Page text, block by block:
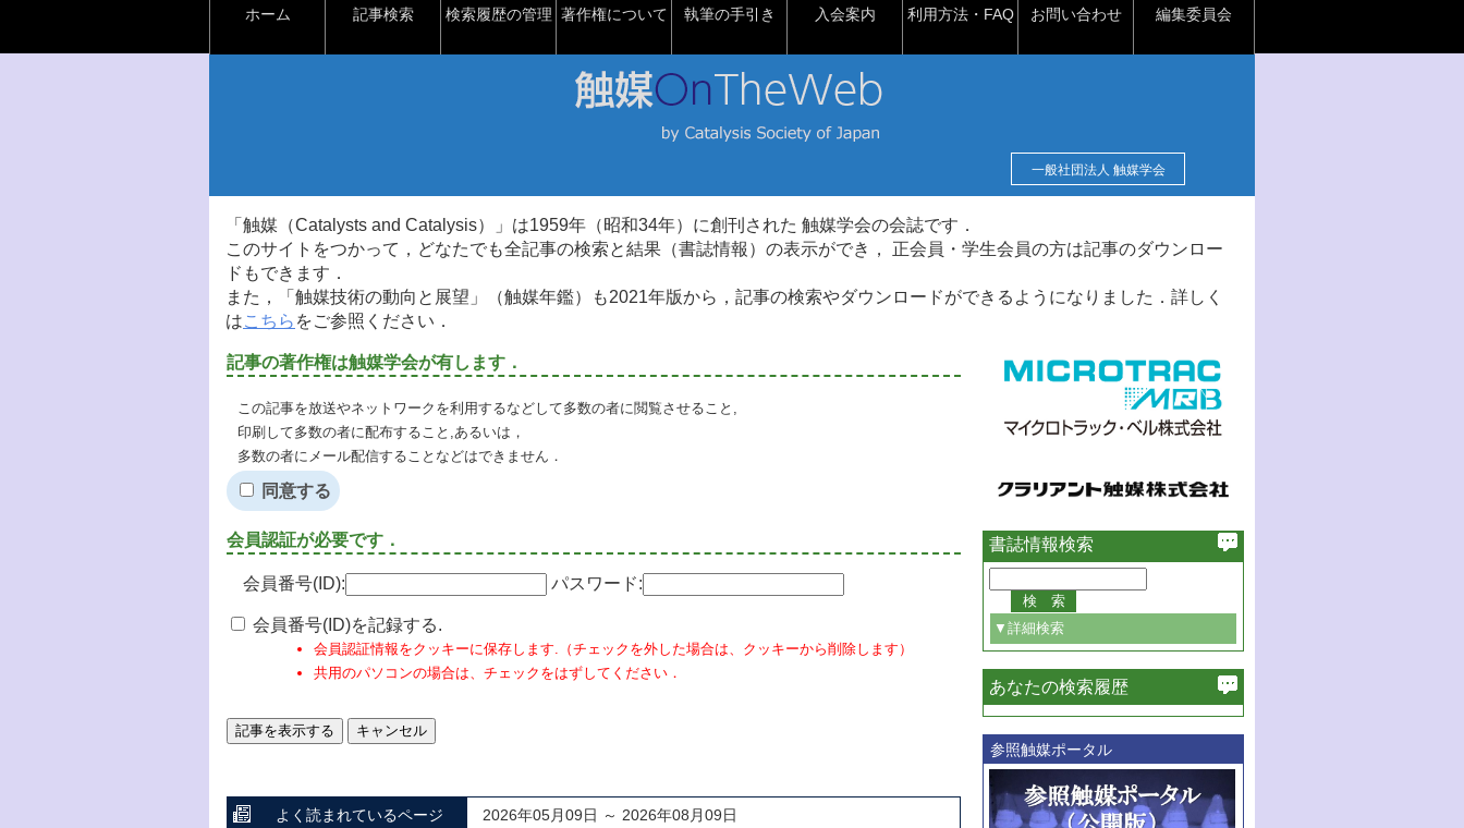
ホーム 記事検索 検索履歴の管理 著作権について 執筆の手引き 入会案内 利用方法・FAQ お問い合わせ 編集委員会
一般社団法人 触媒学会
「触媒（Catalysts and Catalysis）」は1959年（昭和34年）に創刊された 触媒学会の会誌です．
このサイトをつかって，どなたでも全記事の検索と結果（書誌情報）の表示ができ， 正会員・学生会員の方は記事のダウンロー
ドもできます．
また，「触媒技術の動向と展望」（触媒年鑑）も2021年版から，記事の検索やダウンロードができるようになりました．詳しく
はこちら をご参照ください．
記事の著作権は触媒学会が有します．
この記事を放送やネットワークを利用するなどして多数の者に閲覧させること,
印刷して多数の者に配布すること,あるいは，
多数の者にメール配信することなどはできません．
同意する
会員認証が必要です．
会員番号(ID): パスワード:
会員番号(ID)を記録する.
会員認証情報をクッキーに保存します.（チェックを外した場合は、クッキーから削除します）
共用のパソコンの場合は、チェックをはずしてください．
よく読まれているページ 2026年05月09日 ～ 2026年08月09日
書誌情報検索
▼詳細検索
必ず含む
巻・号指定
巻
号
範囲指定
あなたの検索履歴
参照触媒ポータル